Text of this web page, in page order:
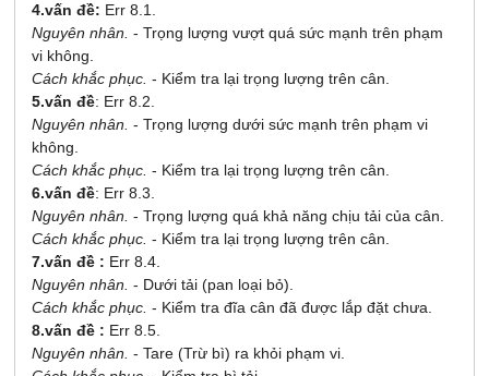
4.vấn đề: Err 8.1.
Nguyên nhân.- Trọng lượng vượt quá sức mạnh trên phạm
vi không.
Cách khắc phục.- Kiểm tra lại trọng lượng trên cân.
5.vấn đề: Err 8.2.
Nguyên nhân.- Trọng lượng dưới sức mạnh trên phạm vi
không.
Cách khắc phục.- Kiểm tra lại trọng lượng trên cân.
6.vấn đề: Err 8.3.
Nguyên nhân.- Trọng lượng quá khả năng chịu tải của cân.
Cách khắc phục.- Kiểm tra lại trọng lượng trên cân.
7.vấn đề : Err 8.4.
Nguyên nhân.- Dưới tải (pan loại bỏ).
Cách khắc phục.- Kiểm tra đĩa cân đã được lắp đặt chưa.
8.vấn đề : Err 8.5.
Nguyên nhân.- Tare (Trừ bì) ra khỏi phạm vi.